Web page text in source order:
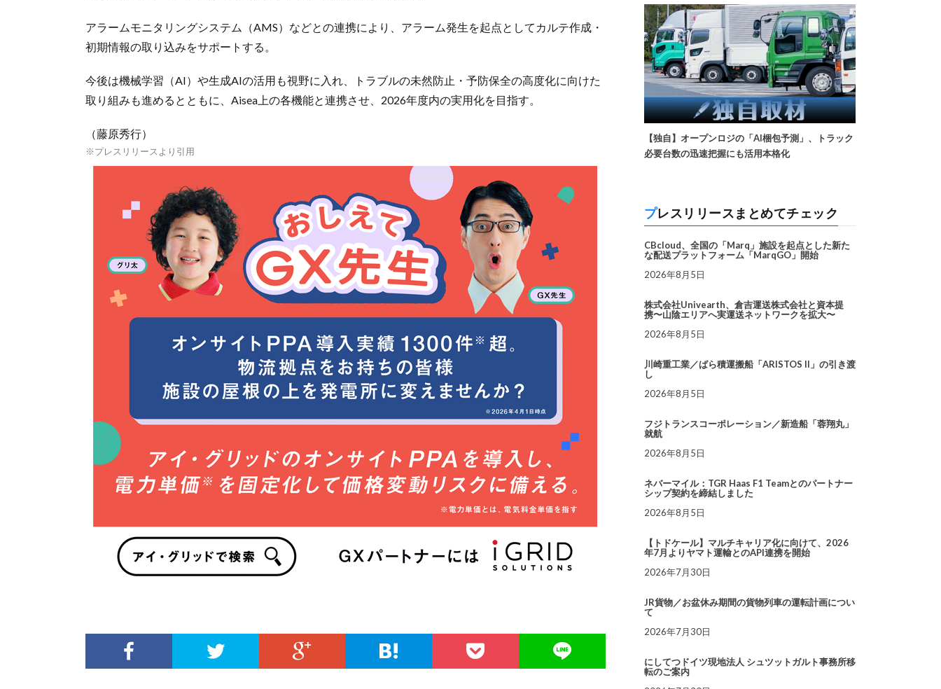
アラームモニタリングシステム（AMS）などとの連携により、アラーム発生を起点としてカルテ作成・
初期情報の取り込みをサポートする。
今後は機械学習（AI）や生成AIの活用も視野に入れ、トラブルの未然防止・予防保全の高度化に向けた
取り組みも進めるとともに、Aisea上の各機能と連携させ、2026年度内の実用化を目指す。
（藤原秀行）
※プレスリリースより引用
【独自】オープンロジの「AI梱包予測」、トラック
必要台数の迅速把握にも活用本格化
プレスリリースまとめてチェック
CBcloud、全国の「Marq」施設を起点とした新た
な配送プラットフォーム「MarqGO」開始
2026年8月5日
株式会社Univearth、倉吉運送株式会社と資本提
携〜山陰エリアへ実運送ネットワークを拡大〜
2026年8月5日
川崎重工業／ばら積運搬船「ARISTOS II」の引き渡
し
2026年8月5日
フジトランスコーポレーション／新造船「蓉翔丸」
就航
2026年8月5日
ネバーマイル：TGR Haas F1 Teamとのパートナー
シップ契約を締結しました
2026年8月5日
【トドケール】マルチキャリア化に向けて、2026
年7月よりヤマト運輸とのAPI連携を開始
2026年7月30日
JR貨物／お盆休み期間の貨物列車の運転計画につい
て
2026年7月30日
にしてつドイツ現地法人 シュツットガルト事務所移
転のご案内